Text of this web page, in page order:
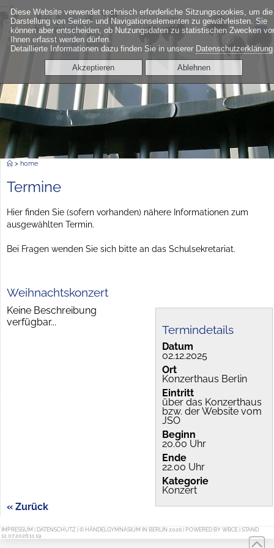
Diese Website verwendet technisch erforderliche Sitzungscookies, um die
Darstellung von Seiten- und Navigationselementen zu gewährleisten. Sie
können aber entscheiden, ob Nutzungsdaten zu statistischen Zwecken
Ihnen erfasst werden dürfen.
Detaillierte Informationen dazu finden Sie in unserer Datenschutzerklärung
Akzeptieren Ablehnen
-->
Georg-Friedrich-Händel-Gymnasium
Berlin Friedrichshain
Frankfurter Allee 6a
≡
> home
Termine
Hier finden Sie (sofern vorhanden) nähere Informationen zum
ausgewählten Termin.
Bei Fragen wenden Sie sich bitte an das Schulsekretariat.
Weihnachtskonzert
Termindetails
Datum
02.12.2025
Ort
Konzerthaus Berlin
Eintritt
über das Konzerthaus
bzw. der Website vom
JSO
Beginn
20.00 Uhr
Ende
22.00 Uhr
Kategorie
Konzert
Keine Beschreibung
verfügbar...
« Zurück
IMPRESSUM DATENSCHUTZ | © HÄNDELGYMNASIUM IN BERLIN 2026 | POWERED BY WBCE | STAND
12.07.2026:11:19